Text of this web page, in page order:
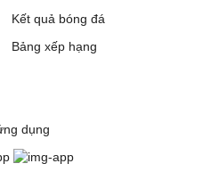
Kết quả bóng đá
Bảng xếp hạng
dụng